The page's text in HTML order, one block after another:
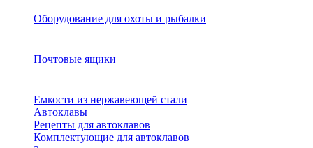
Оборудование для охоты и рыбалки
Почтовые ящики
Емкости из нержавеющей стали
Автоклавы
Рецепты для автоклавов
Комплектующие для автоклавов